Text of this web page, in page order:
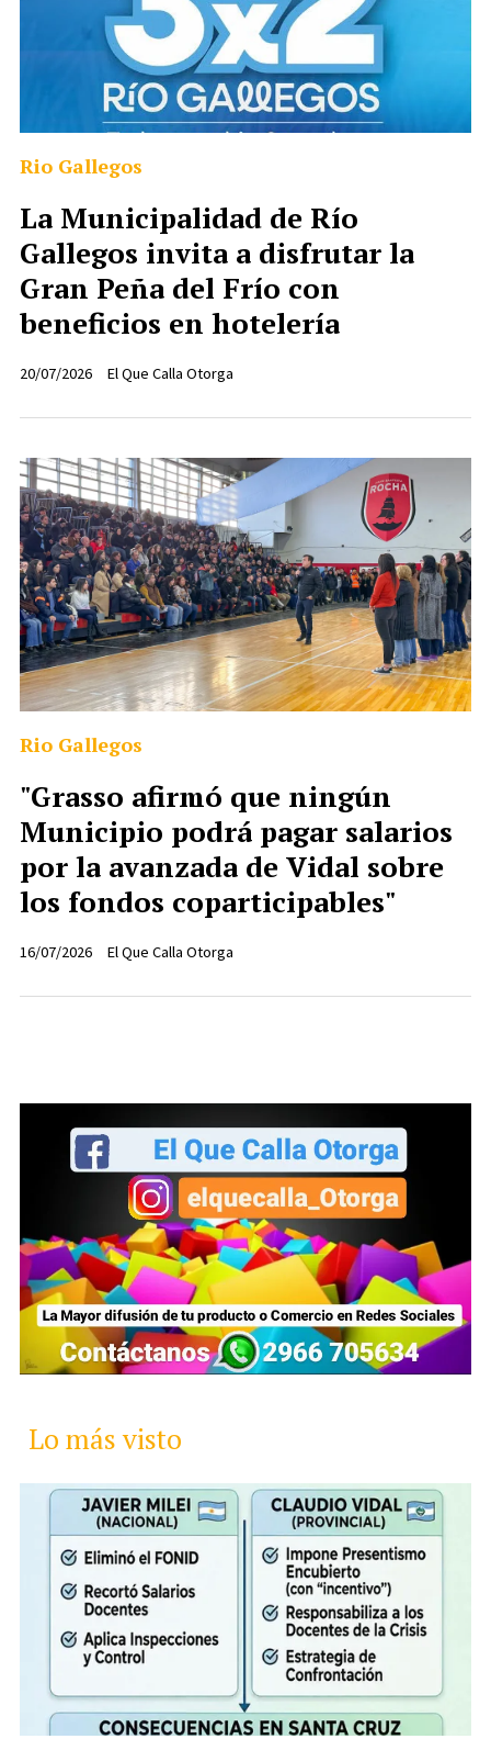
La Municipalidad de Río
Gallegos invita a disfrutar la
Gran Peña del Frío con
beneficios en hotelería
El Que Calla Otorga
Rio Gallegos
20/07/2026
"Grasso afirmó que ningún
Municipio podrá pagar salarios
por la avanzada de Vidal sobre
los fondos coparticipables"
El Que Calla Otorga
Rio Gallegos
16/07/2026
Lo más visto